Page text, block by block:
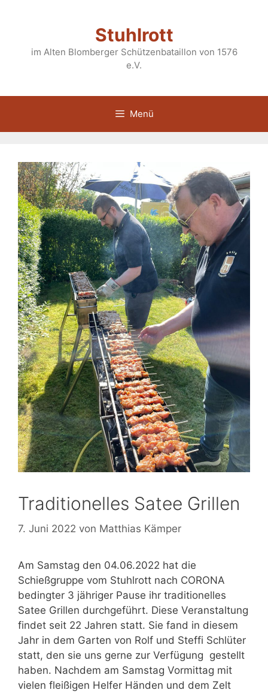
Stuhlrott
im Alten Blomberger Schützenbataillon von 1576
e.V.
Menü
Traditionelles Satee Grillen
7. Juni 2022 von Matthias Kämper
Am Samstag den 04.06.2022 hat die
Schießgruppe vom Stuhlrott nach CORONA
bedingter 3 jähriger Pause ihr traditionelles
Satee Grillen durchgeführt. Diese Veranstaltung
findet seit 22 Jahren statt. Sie fand in diesem
Jahr in dem Garten von Rolf und Steffi Schlüter
statt, den sie uns gerne zur Verfügung gestellt
haben. Nachdem am Samstag Vormittag mit
vielen fleißigen Helfer Händen und dem Zelt